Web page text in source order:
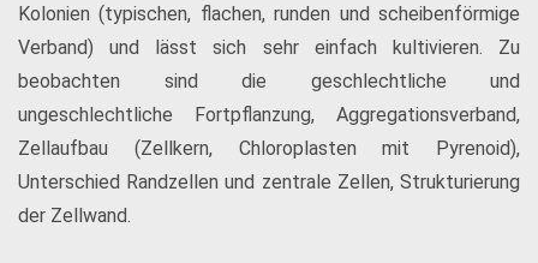
Kolonien (typischen, flachen, runden und scheibenförmige
Verband) und lässt sich sehr einfach kultivieren. Zu
beobachten sind die geschlechtliche und
ungeschlechtliche Fortpflanzung, Aggregationsverband,
Zellaufbau (Zellkern, Chloroplasten mit Pyrenoid),
Unterschied Randzellen und zentrale Zellen, Strukturierung
der Zellwand.